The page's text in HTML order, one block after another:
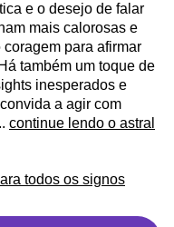
e o desejo de falar
mais calorosas e
para afirmar
também um toque de
inesperados e
a agir com
continue lendo o astral
todos os signos